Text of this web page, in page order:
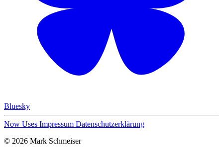
Bluesky
Now Uses Impressum Datenschutzerklärung
© 2026 Mark Schmeiser